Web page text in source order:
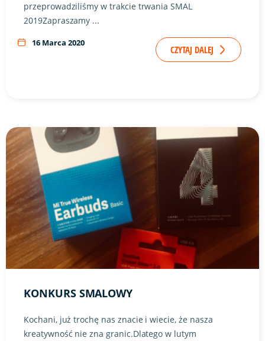
przeprowadziliśmy w trakcie trwania SMAL
2019Zapraszamy ...
16 Marca 2020
CZYTAJ DALEJ
Link do artykułu "Konkurs SMALowy" ze zdjęciem w tle
KONKURS SMALOWY
Kochani, już trochę nas znacie i wiecie, że nasza
kreatywność nie zna granic.Dlatego w lutym